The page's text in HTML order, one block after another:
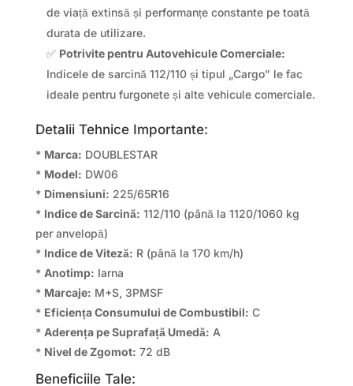
de viață extinsă și performanțe constante pe toată
durata de utilizare.
✅ Potrivite pentru Autovehicule Comerciale:
Indicele de sarcină 112/110 și tipul „Cargo” le fac
ideale pentru furgonete și alte vehicule comerciale.
Detalii Tehnice Importante:
* Marca: DOUBLESTAR
* Model: DW06
* Dimensiuni: 225/65R16
* Indice de Sarcină: 112/110 (până la 1120/1060 kg
per anvelopă)
* Indice de Viteză: R (până la 170 km/h)
* Anotimp: Iarna
* Marcaje: M+S, 3PMSF
* Eficiența Consumului de Combustibil: C
* Aderența pe Suprafață Umedă: A
* Nivel de Zgomot: 72 dB
Beneficiile Tale: